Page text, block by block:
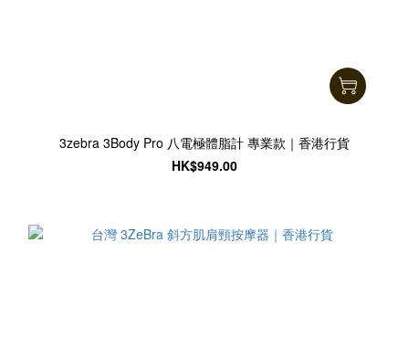
3zebra 3Body Pro 八電極體脂計 專業款｜香港行貨
HK$949.00